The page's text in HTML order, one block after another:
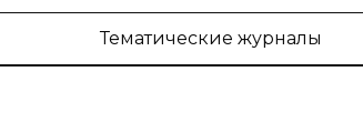
Тематические журналы